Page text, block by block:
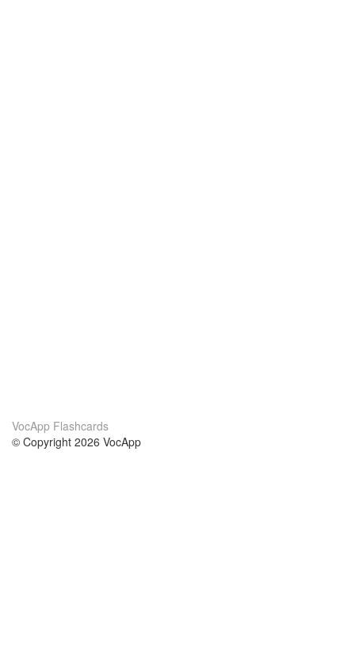
VocApp Flashcards
© Copyright 2026 VocApp